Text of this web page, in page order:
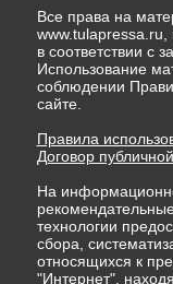
Все права на
в соответствии с
Использование
соблюдении
сайте.
Правила
Договор
На
технологии
сбора,
относящихся к
"Интернет",